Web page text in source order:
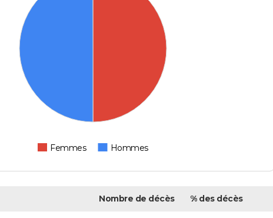
Femmes Hommes
Nombre de décès % des décès